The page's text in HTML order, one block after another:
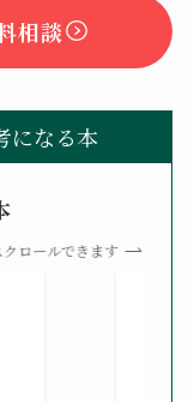
相談
になる本
クロールできます